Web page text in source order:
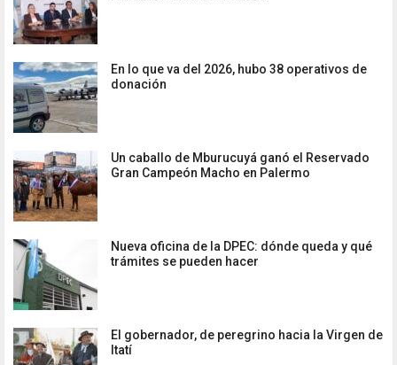
En lo que va del 2026, hubo 38 operativos de
donación
Un caballo de Mburucuyá ganó el Reservado
Gran Campeón Macho en Palermo
Nueva oficina de la DPEC: dónde queda y qué
trámites se pueden hacer
El gobernador, de peregrino hacia la Virgen de
Itatí